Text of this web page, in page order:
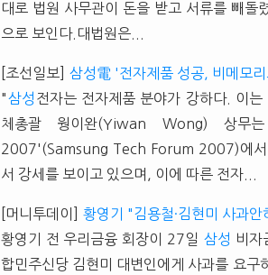
대로 법원 사무관이 돈을 받고 서류를 빼돌
으로 보인다.대법원은...
[조선일보] 삼성電 '전자제품 성공, 비메모
"삼성 전자는 전자제품 분야가 강하다. 이
체총괄 웡이완(Yiwan Wong) 상무
2007'(Samsung Tech Forum 2007)에
서 강세를 보이고 있으며, 이에 따른 전자...
[머니투데이] 황영기 "김용철·김현미 사과안
황영기 전 우리금융 회장이 27일 삼성 비자
합민주신당 김현미 대변인에게 사과를 요